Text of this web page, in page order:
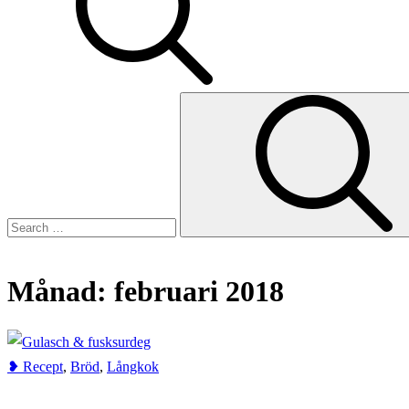
Home
februari
Månad: februari 2018
❥ Recept, Bröd, Långkok